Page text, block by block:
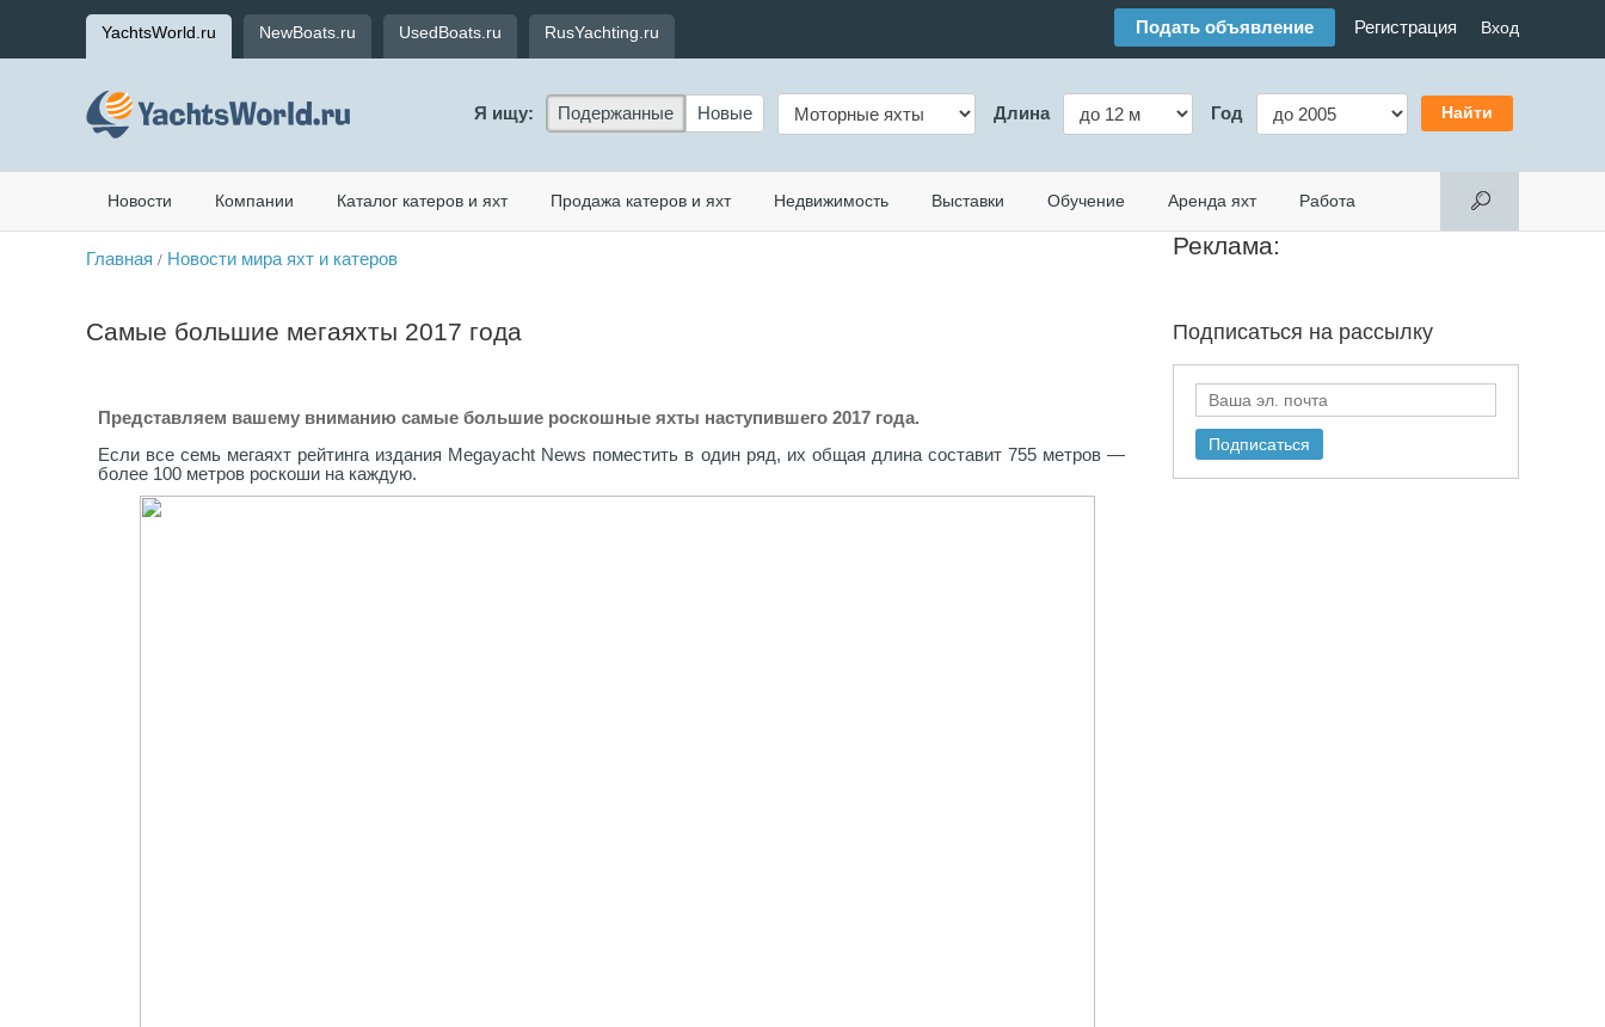
YachtsWorld.ru NewBoats.ru UsedBoats.ru RusYachting.ru Подать объявление Регистрация Вход
Я ищу: Подержанные Новые Длина Год
Новости Компании Каталог катеров и яхт Продажа катеров и яхт Недвижимость Выставки Обучение Аренда яхт Работа
Главная / Новости мира яхт и катеров
Самые большие мегаяхты 2017 года
Представляем вашему вниманию самые большие роскошные яхты наступившего 2017 года.
Если все семь мегаяхт рейтинга издания Megayacht News поместить в один ряд, их общая длина составит 755 метров —
более 100 метров роскоши на каждую.
Реклама:
Подписаться на рассылку